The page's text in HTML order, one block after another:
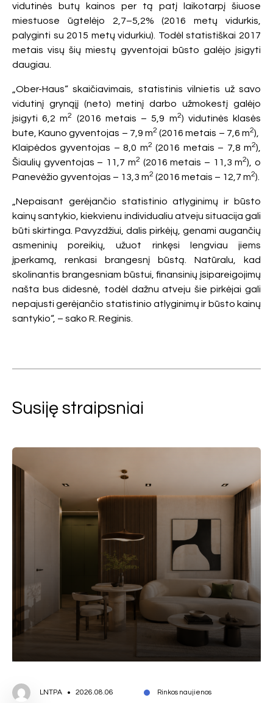
vidutinės butų kainos per tą patį laikotarpį šiuose
miestuose ūgtelėjo 2,7–5,2% (2016 metų vidurkis,
palyginti su 2015 metų vidurkiu). Todėl statistiškai 2017
metais visų šių miestų gyventojai būsto galėjo įsigyti
daugiau.
„Ober-Haus“ skaičiavimais, statistinis vilnietis už savo
vidutinį grynąjį (neto) metinį darbo užmokestį galėjo
įsigyti 6,2 m2 (2016 metais – 5,9 m2) vidutinės klasės
bute, Kauno gyventojas – 7,9 m2 (2016 metais – 7,6 m2),
Klaipėdos gyventojas – 8,0 m2 (2016 metais – 7,8 m2),
Šiaulių gyventojas – 11,7 m2 (2016 metais – 11,3 m2), o
Panevėžio gyventojas – 13,3 m2 (2016 metais – 12,7 m2).
„Nepaisant gerėjančio statistinio atlyginimų ir būsto
kainų santykio, kiekvienu individualiu atveju situacija gali
būti skirtinga. Pavyzdžiui, dalis pirkėjų, genami augančių
asmeninių poreikių, užuot rinkęsi lengviau jiems
įperkamą, renkasi brangesnį būstą. Natūralu, kad
skolinantis brangesniam būstui, finansinių įsipareigojimų
našta bus didesnė, todėl dažnu atveju šie pirkėjai gali
nepajusti gerėjančio statistinio atlyginimų ir būsto kainų
santykio“, – sako R. Reginis.
Susiję straipsniai
LNTPA 2026.08.06 Rinkos naujienos